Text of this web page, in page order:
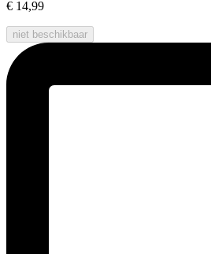
€ 14,99
niet beschikbaar